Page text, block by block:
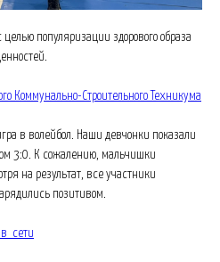
популяризации здорового образа
Коммунально-Строительного Техникума
в волейбол. Наши девчонки показали
3:0. К сожалению, мальчишки
на результат, все участники
позитивом.